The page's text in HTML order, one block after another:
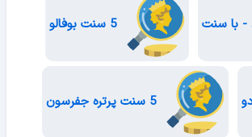
5 سنت بوفالو
5 سنت پرتره جفرسون